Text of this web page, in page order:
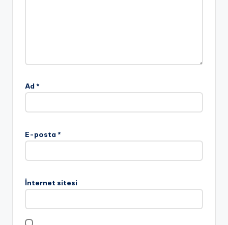
Ad *
E-posta *
İnternet sitesi